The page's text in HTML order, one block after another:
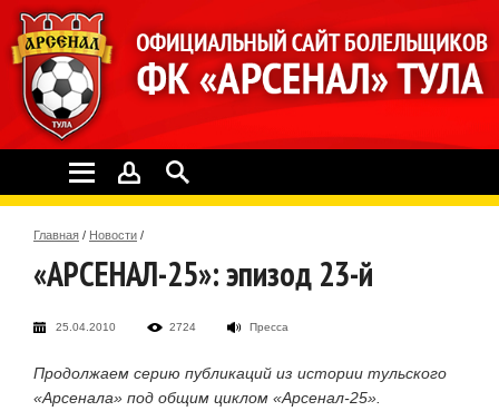
Главная / Новости /
«АРСЕНАЛ-25»: эпизод 23-й
25.04.2010 2724 Пресса
Продолжаем серию публикаций из истории тульского
«Арсенала» под общим циклом «Арсенал-25»